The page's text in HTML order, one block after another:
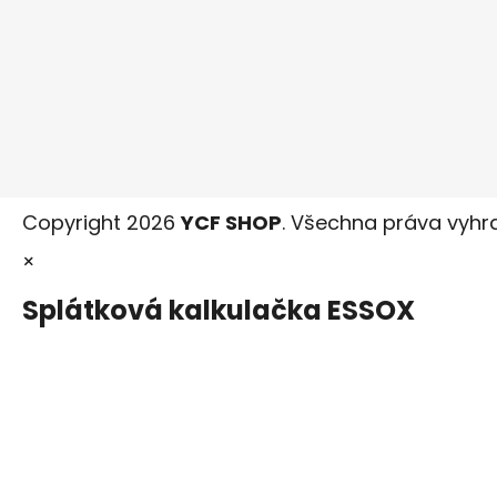
Copyright 2026YCF SHOP. Všechna práva
×
Splátková kalkulačka ESSOX